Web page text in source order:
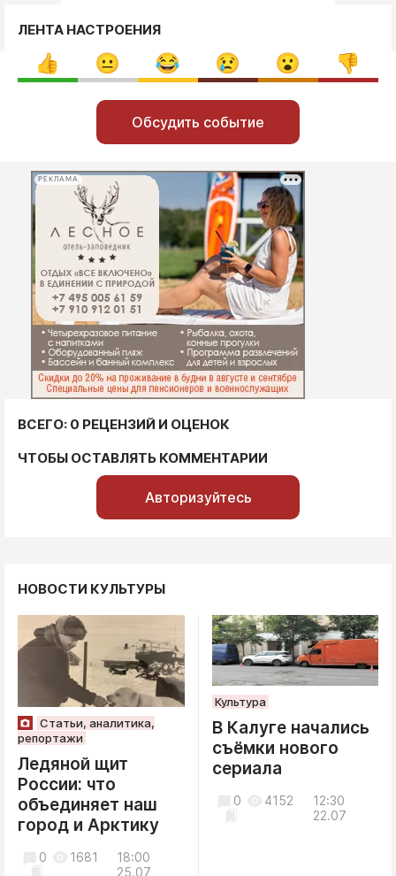
ЛЕНТА НАСТРОЕНИЯ
Обсудить событие
РЕКЛАМА
ВСЕГО: 0 РЕЦЕНЗИЙ И ОЦЕНОК
ЧТОБЫ ОСТАВЛЯТЬ КОММЕНТАРИИ
Авторизуйтесь
НОВОСТИ КУЛЬТУРЫ
Статьи, аналитика,
репортажи
Ледяной щит
России: что
объединяет наш
город и Арктику
18:00
25.07
0 1681
Культура
В Калуге начались
съёмки нового
сериала
12:30
22.07
0 4152